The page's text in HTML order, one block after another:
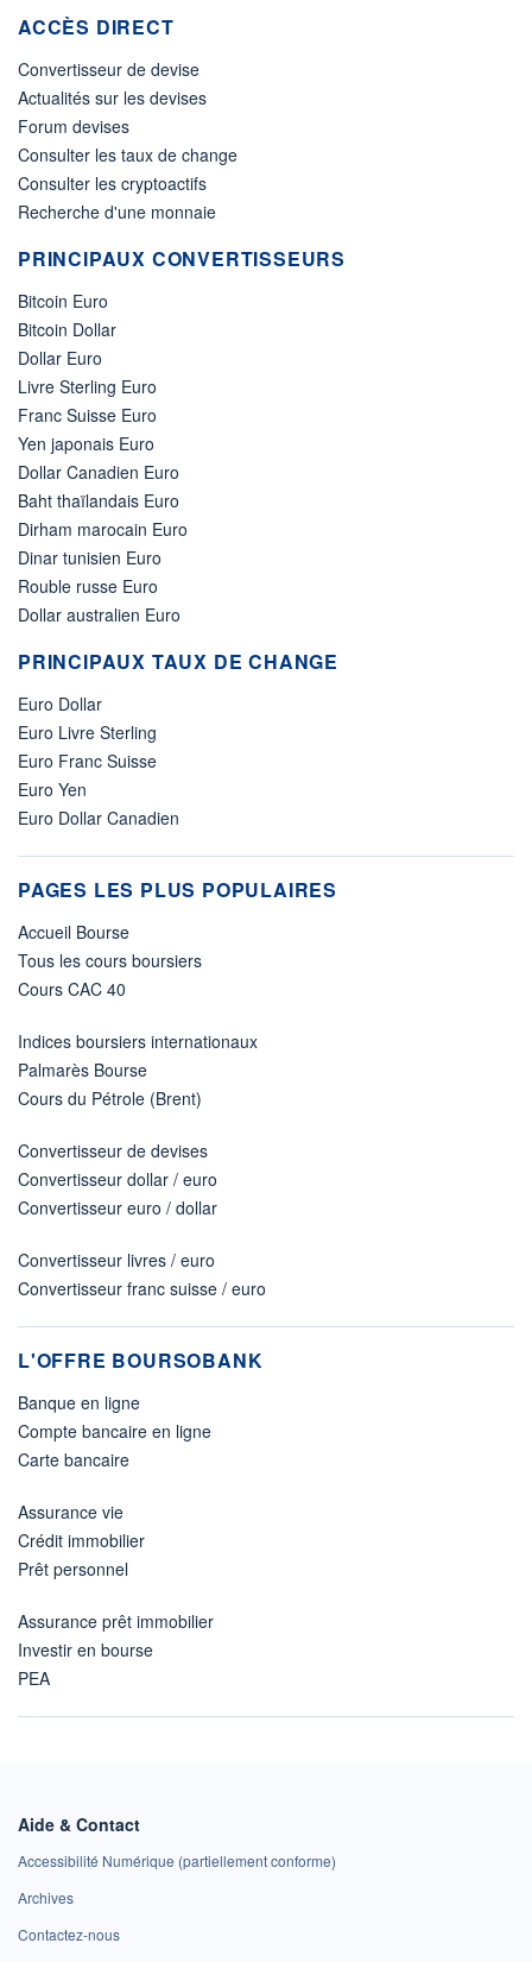
ACCÈS DIRECT
Convertisseur de devise
Actualités sur les devises
Forum devises
Consulter les taux de change
Consulter les cryptoactifs
Recherche d'une monnaie
PRINCIPAUX CONVERTISSEURS
Bitcoin Euro
Bitcoin Dollar
Dollar Euro
Livre Sterling Euro
Franc Suisse Euro
Yen japonais Euro
Dollar Canadien Euro
Baht thaïlandais Euro
Dirham marocain Euro
Dinar tunisien Euro
Rouble russe Euro
Dollar australien Euro
PRINCIPAUX TAUX DE CHANGE
Euro Dollar
Euro Livre Sterling
Euro Franc Suisse
Euro Yen
Euro Dollar Canadien
PAGES LES PLUS POPULAIRES
Accueil Bourse
Tous les cours boursiers
Cours CAC 40
Indices boursiers internationaux
Palmarès Bourse
Cours du Pétrole (Brent)
Convertisseur de devises
Convertisseur dollar / euro
Convertisseur euro / dollar
Convertisseur livres / euro
Convertisseur franc suisse / euro
L'OFFRE BOURSOBANK
Banque en ligne
Compte bancaire en ligne
Carte bancaire
Assurance vie
Crédit immobilier
Prêt personnel
Assurance prêt immobilier
Investir en bourse
PEA
Aide & Contact
Accessibilité Numérique (partiellement conforme)
Archives
Contactez-nous